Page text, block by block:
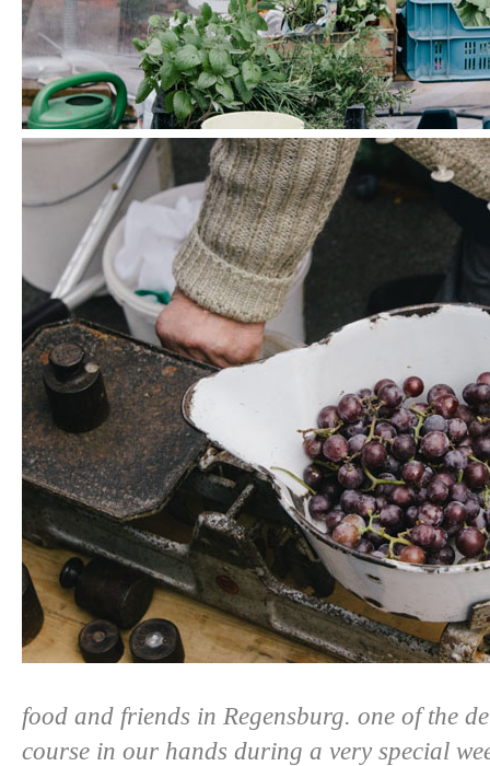
food and friends in Regensburg. one of the
course in our hands during a very special